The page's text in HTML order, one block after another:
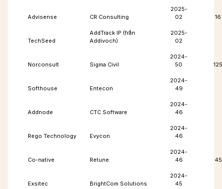
Advisense CR Consulting
2025-
02
16
TechSeed
AddTrack IP (från
Addivoch)
2025-
02
Norconsult Sigma Civil
2024-
50
125
Softhouse Entecon
2024-
49
Addnode CTC Software
2024-
46
Rego Technology Evycon
2024-
46
Co-native Retune
2024-
46
45
Exsitec BrightCom Solutions
2024-
45